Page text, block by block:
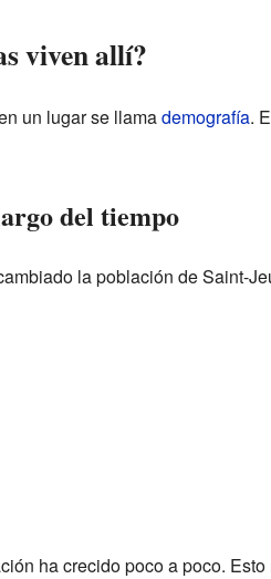
viven allí?
un lugar se llamademografía.
del tiempo
la población de Saint-
ha crecido poco a poco.